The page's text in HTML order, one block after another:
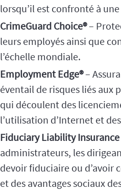
lorsqu’il est confronté à
CrimeGuard Choice®–
leurs employés ainsi que
l’échelle mondiale.
Employment Edge®–
éventail de risques liés aux
qui découlent des
l’utilisation d’Internet et
Fiduciary Liability Insurance
administrateurs, les
devoir fiduciaire ou d’avoir
et des avantages sociaux